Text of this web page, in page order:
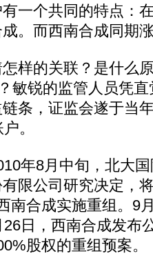
一个共同的特点：
。而西南合成同期
的关联？是什么
敏锐的监管人员凭
条，证监会遂于当
。
年8月中旬，北大国
限公司研究决定，
南合成实施重组。9
日，西南合成发布
股权的重组预案。